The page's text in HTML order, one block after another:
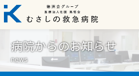
病院からのお知らせ
news